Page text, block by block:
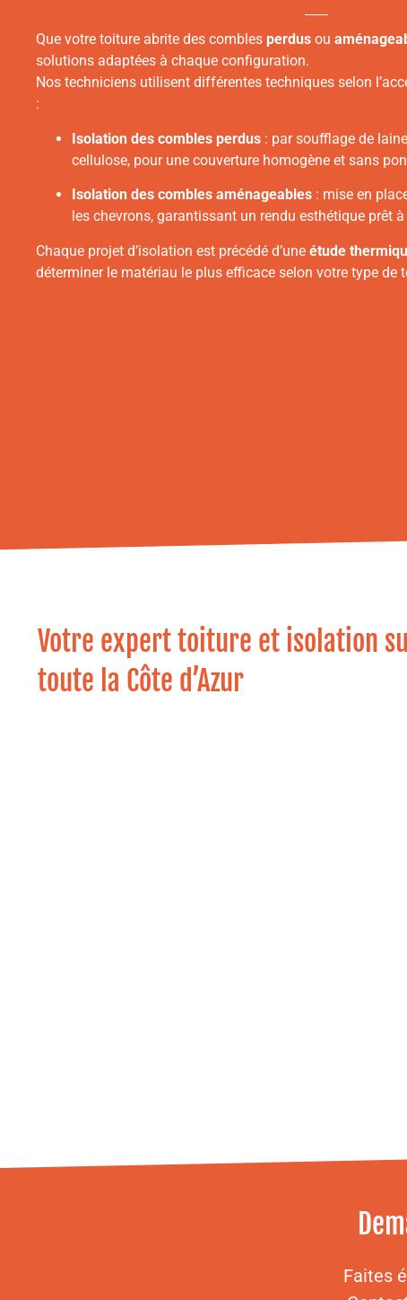
Que votre toiture abrite des combles perdus ou
solutions adaptées à chaque configuration.
Nos techniciens utilisent différentes techniques selon
:
Isolation des combles perdus : par soufflage de
cellulose, pour une couverture homogène et sans
Isolation des combles aménageables : mise en
les chevrons, garantissant un rendu esthétique prêt
Chaque projet d’isolation est précédé d’une étude
déterminer le matériau le plus efficace selon votre type de
Votre expert toiture et isolation
toute la Côte d’Azur
Faites